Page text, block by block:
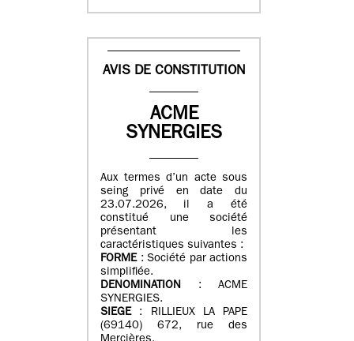
AVIS DE CONSTITUTION
ACME
SYNERGIES
Aux termes d’un acte sous
seing privé en date du
23.07.2026, il a été
constitué une société
présentant les
caractéristiques suivantes :
FORME: Société par actions
simplifiée.
DENOMINATION : ACME
SYNERGIES.
SIEGE: RILLIEUX LA PAPE
(69140) 672, rue des